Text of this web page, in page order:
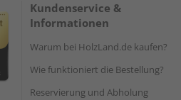
Kundenservice &
Informationen
Warum bei HolzLand.de kaufen?
Wie funktioniert die Bestellung?
Reservierung und Abholung